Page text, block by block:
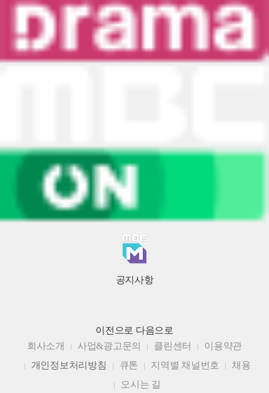
공지사항
이전으로 다음으로
회사소개
사업&광고문의 클린센터
이용약관
개인정보처리방침
큐톤 지역별 채널번호
채용
오시는 길